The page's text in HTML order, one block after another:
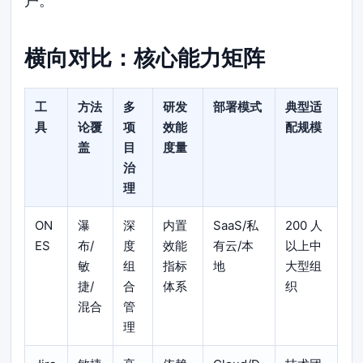
横向对比：核心能力矩阵
工
具
方法
论覆
盖
多
项
目
治
理
研发
效能
度量
部署模式
典型适
配规模
ON
ES
瀑
布/
敏
捷/
混合
深
度
组
合
管
理
内置
效能
指标
体系
SaaS/私
有云/本
地
200 人
以上中
大型组
织